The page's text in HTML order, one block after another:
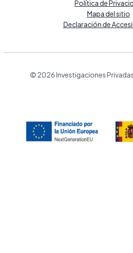
Política de
Mapa del sitio
Declaración de
© 2026 Investigaciones